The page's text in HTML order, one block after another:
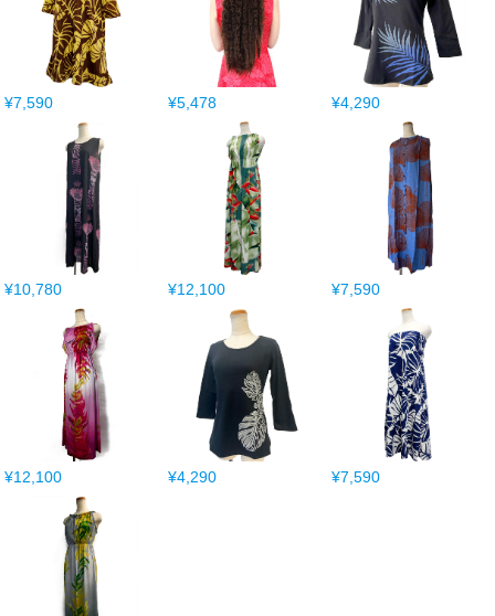
¥7,590 ¥5,478 ¥4,290
¥10,780 ¥12,100 ¥7,590
¥12,100 ¥4,290 ¥7,590